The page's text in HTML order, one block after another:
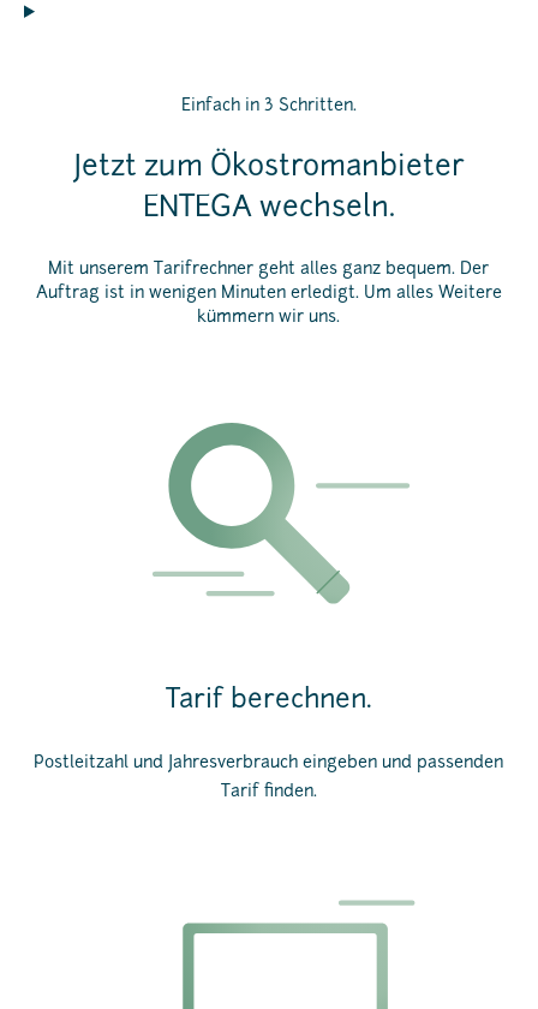
Einfach in 3 Schritten.
Jetzt zum Ökostromanbieter
ENTEGA wechseln.
Mit unserem Tarifrechner geht alles ganz bequem. Der
Auftrag ist in wenigen Minuten erledigt. Um alles Weitere
kümmern wir uns.
Tarif berechnen.
Postleitzahl und Jahresverbrauch eingeben und passenden
Tarif finden.